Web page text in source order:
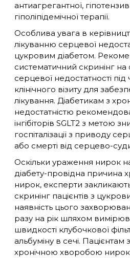
антиагрегантної,
гіполіпідемічної терапії.
Особлива увага в
лікуванню серцевої
цукровим діабетом.
систематичний скринінг
серцевої недостатності
клінічного візиту для
лікування. Діабетикам з
недостатністю
інгібіторів SGLT2 з метою
госпіталізації з приводу
або смерті від серцево-
Оскільки ураження нирок
діабету-провідна причина
нирок, експерти
скринінг пацієнтів з
наявність цього
разу на рік шляхом
швидкості клубочкової
альбуміну в сечі. Пацієнтам
хронічною хворобою нирок